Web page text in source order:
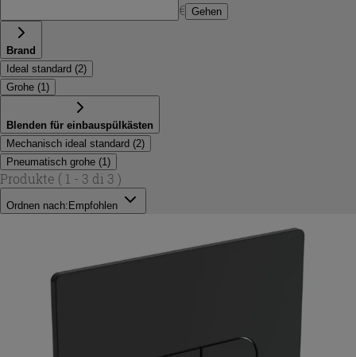
€ Gehen
Brand
Ideal standard (2)
Grohe (1 )
Blenden für einbauspülkästen
Mechanisch ideal standard (2)
Pneumatisch grohe (1 )
Produkte ( 1 - 3 di 3 )
Ordnen nach: Empfohlen